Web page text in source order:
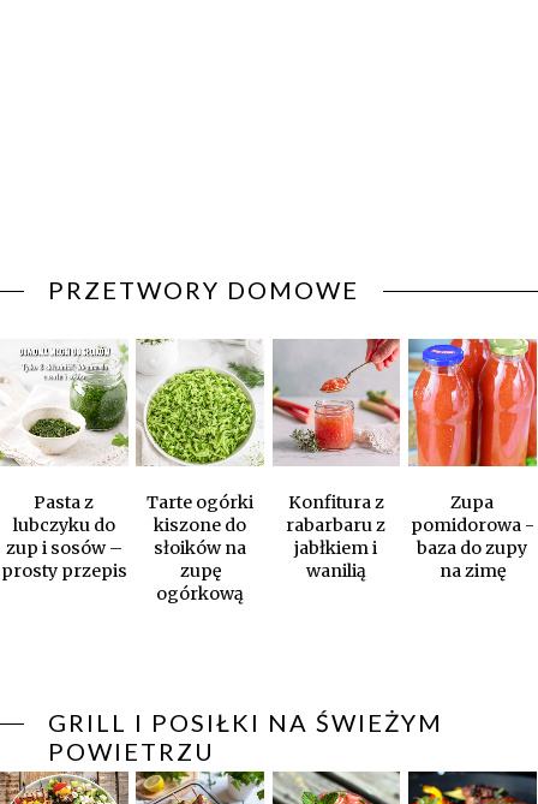
PRZETWORY DOMOWE
Pasta z
lubczyku do
zup i sosów –
prosty przepis
Tarte ogórki
kiszone do
słoików na
zupę
ogórkową
Konfitura z
rabarbaru z
jabłkiem i
wanilią
Zupa
pomidorowa -
baza do zupy
na zimę
GRILL I POSIŁKI NA ŚWIEŻYM
POWIETRZU